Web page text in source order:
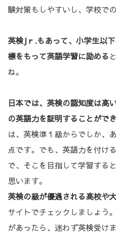
験対策もしやすいし、学校で
英検Jｒ.もあって、小学生以
標をもって英語学習に励める
ね。
日本では、英検の認知度は高
の英語力を証明することができ
は、英検準１級からでしか、
点です。でも、英語力を付け
で、そこを目指して学習する
思います。
英検の級が優遇される高校や
サイトでチェックしましょう
があったら、迷わず英検受け